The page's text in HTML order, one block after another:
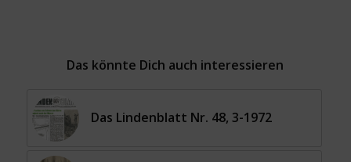
Das könnte Dich auch interessieren
Das Lindenblatt Nr. 48, 3-1972